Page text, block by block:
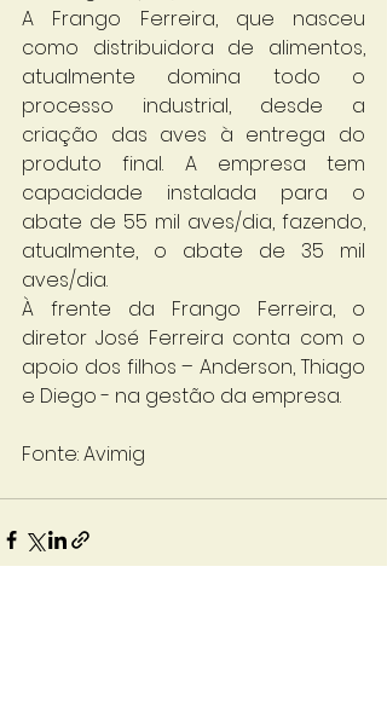
A Frango Ferreira, que nasceu
como distribuidora de alimentos,
atualmente domina todo o
processo industrial, desde a
criação das aves à entrega do
produto final. A empresa tem
capacidade instalada para o
abate de 55 mil aves/dia, fazendo,
atualmente, o abate de 35 mil
aves/dia.
À frente da Frango Ferreira, o
diretor José Ferreira conta com o
apoio dos filhos – Anderson, Thiago
e Diego - na gestão da empresa.
Fonte: Avimig